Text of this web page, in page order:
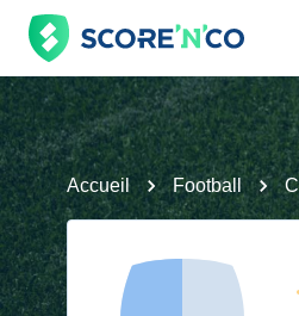
Accueil Football